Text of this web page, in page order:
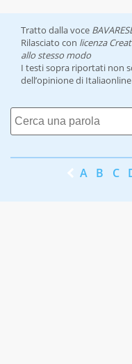
Tratto dalla voce
Rilasciato con licenza
allo stesso modo
I testi sopra riportati non
dell’opinione di Italiaonline
A B C